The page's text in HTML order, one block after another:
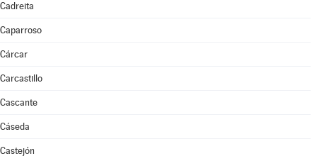
Cadreita
Caparroso
Cárcar
Carcastillo
Cascante
Cáseda
Castejón